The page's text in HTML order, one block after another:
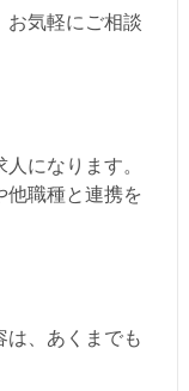
お気軽にご相談
になります。
他職種と連携を
は、あくまでも